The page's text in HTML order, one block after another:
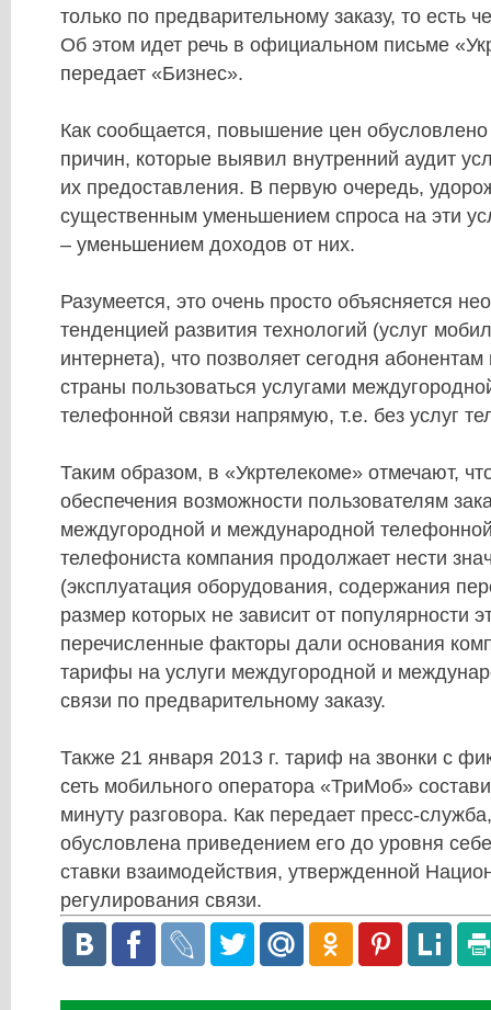
только по предварительному заказу, то есть
Об этом идет речь в официальном письме
передает «Бизнес».
Как сообщается, повышение цен
причин, которые выявил внутренний аудит
их предоставления. В первую очередь,
существенным уменьшением спроса на эти
– уменьшением доходов от них.
Разумеется, это очень просто объясняется
тенденцией развития технологий (услуг
интернета), что позволяет сегодня абонентам
страны пользоваться услугами
телефонной связи напрямую, т.е. без услуг
Таким образом, в «Укртелекоме» отмечают,
обеспечения возможности пользователям
междугородной и международной
телефониста компания продолжает нести
(эксплуатация оборудования, содержания
размер которых не зависит от популярности
перечисленные факторы дали основания
тарифы на услуги междугородной и
связи по предварительному заказу.
Также 21 января 2013 г. тариф на звонки с
сеть мобильного оператора «ТриМоб»
минуту разговора. Как передает пресс-
обусловлена приведением его до уровня
ставки взаимодействия, утвержденной
регулирования связи.